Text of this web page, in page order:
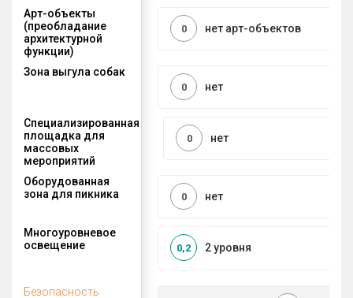
Арт-объекты
(преобладание
архитектурной
функции)
нет арт-объектов
0
Зона выгула собак
нет
0
Специализированная
площадка для
массовых
мероприятий
нет
0
Оборудованная
зона для пикника
нет
0
Многоуровневое
освещение
2 уровня
0,2
Безопасность